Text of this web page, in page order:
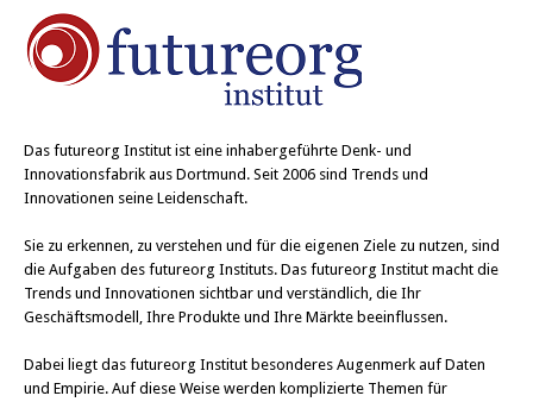
Das futureorg Institut ist eine inhabergeführte Denk- und
Innovationsfabrik aus Dortmund. Seit 2006 sind Trends und
Innovationen seine Leidenschaft.
Sie zu erkennen, zu verstehen und für die eigenen Ziele zu nutzen, sind
die Aufgaben des futureorg Instituts. Das futureorg Institut macht die
Trends und Innovationen sichtbar und verständlich, die Ihr
Geschäftsmodell, Ihre Produkte und Ihre Märkte beeinflussen.
Dabei liegt das futureorg Institut besonderes Augenmerk auf Daten
und Empirie. Auf diese Weise werden komplizierte Themen für